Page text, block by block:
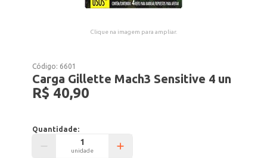
Clique na imagem para ampliar.
Código: 6601
Carga Gillette Mach3 Sensitive 4 un
R$ 40,90
Quantidade:
unidade